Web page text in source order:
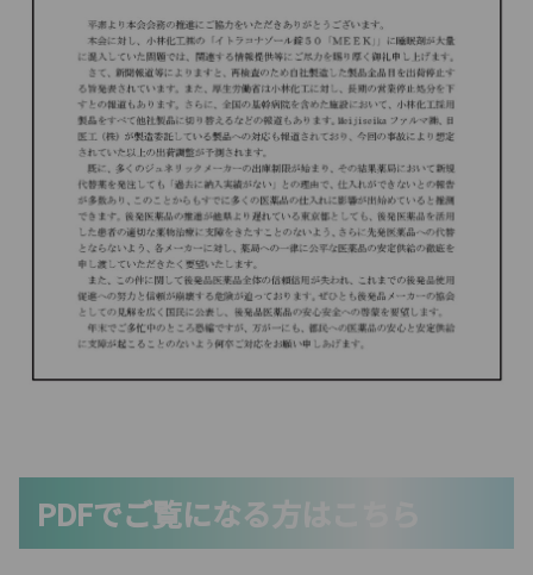
PDFでご覧になる方はこちら